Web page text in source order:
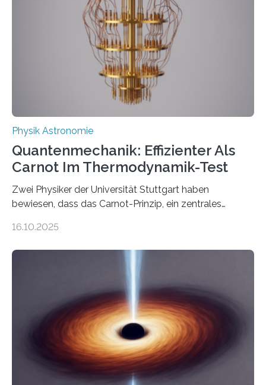
Jahre alt geworden ist, weshalb die UNESCO 2025 zum
Internationalen Jahr der Quantenwissenschaft und -
technologie ausgerufen hat. Doch nun hat eine
internationale Forschungsgruppe um den
Physik Astronomie
Quantenmechanik: Effizienter Als
Carnot Im Thermodynamik-Test
Zwei Physiker der Universität Stuttgart haben
bewiesen, dass das Carnot-Prinzip, ein zentrales
Größenordnung von Atomen gilt, deren physikalische
Quantenmotoren voranbringen. Das
Wissenschaftsjournal Science Advances veröffentlichte
die Herleitung. (DOI: 10.1126/sciadv.adw8462)
Verbrennungsmotoren oder Dampfturbinen sind
Wärmekraftmaschinen: Sie wandeln thermische
Energie in mechanische Bewegung um – oder anders
ausgedrückt, Wärme in Bewegung. In
16.10.2025